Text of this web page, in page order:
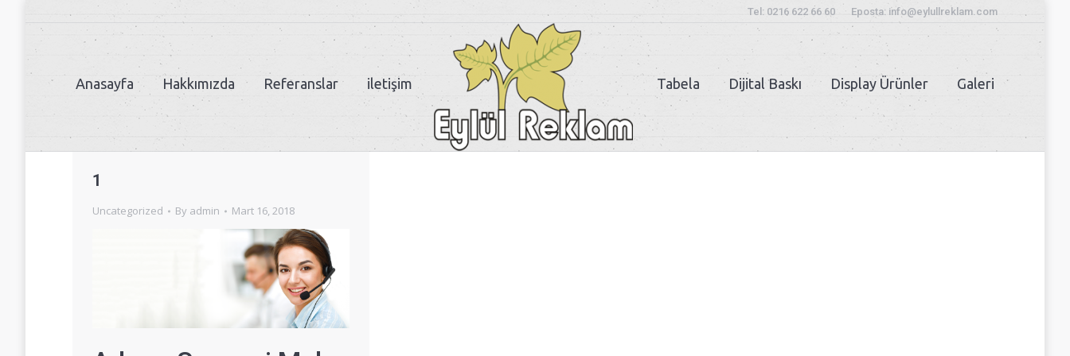
Tel: 0216 622 66 60 Eposta: info@eylullreklam.com
Anasayfa Hakkımızda Referanslar iletişim Tabela Dijital Baskı Display Ürünler Galeri
1
Uncategorized By admin Mart 16, 2018